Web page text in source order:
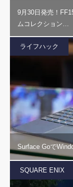
9月30日発売！
ムコレクション…
ライフハック
Surface Goで
SQUARE ENIX